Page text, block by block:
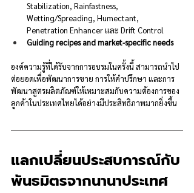
Stabilization, Rainfastness,
Wetting/Spreading, Humectant,
Penetration Enhancer และ Drift Control
Guiding recipes and market-specific needs
องค์ความรู้ที่ได้รับจากการอบรมในครั้งนี้ สามารถนำไป
ต่อยอดเพื่อพัฒนาการขาย การให้คำปรึกษา และการ
พัฒนาสูตรผลิตภัณฑ์ให้เหมาะสมกับความต้องการของ
ลูกค้าในประเทศไทยได้อย่างมีประสิทธิภาพมากยิ่งขึ้น
แลกเปลี่ยนประสบการณ์กับ
พันธมิตรจากนานาประเทศ